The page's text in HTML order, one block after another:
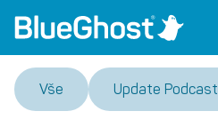
Vše Update Podcast